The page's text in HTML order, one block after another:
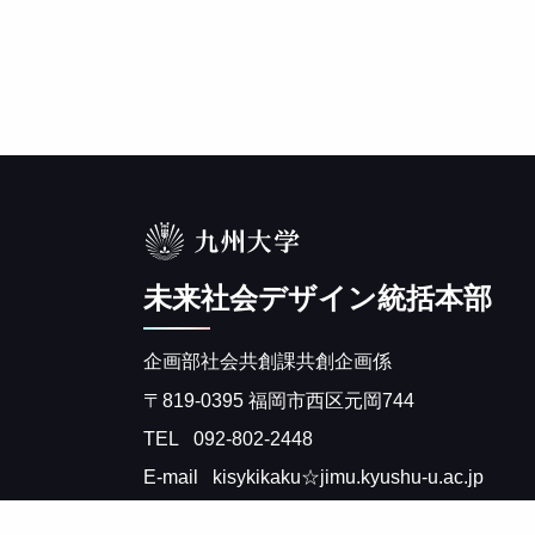
未来社会デザイン統括本部
企画部社会共創課共創企画係
〒819-0395 福岡市西区元岡744
TEL
092-802-2448
E-mail
kisykikaku☆jimu.kyushu-u.ac.jp